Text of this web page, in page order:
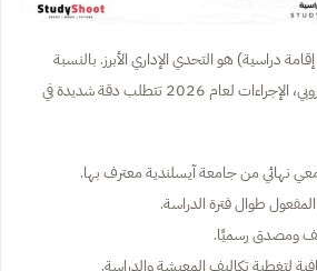
دراسية) هو التحدي الإداري الأبرز. بالنسبة
للطلاب من خارج الاتحاد الأوروبي، الإجراءات لعام 2026 تتطلب دقة شديدة في
نهائي من جامعة آيسلندية معترف بها.
طوال فترة الدراسة.
ومصدق رسميًا.
لتغطية تكاليف المعيشة والدراسة.